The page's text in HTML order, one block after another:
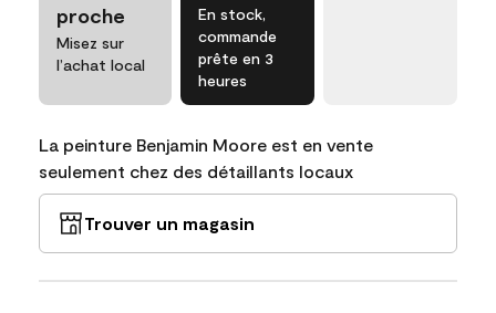
proche
Misez sur
l’achat local
En stock,
commande
prête en 3
heures
La peinture Benjamin Moore est en vente
seulement chez des détaillants locaux
Trouver un magasin